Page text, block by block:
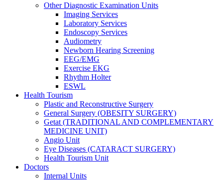
Other Diagnostic Examination Units
Imaging Services
Laboratory Services
Endoscopy Services
Audiometry
Newborn Hearing Screening
EEG/EMG
Exercise EKG
Rhythm Holter
ESWL
Health Tourism
Plastic and Reconstructive Surgery
General Surgery (OBESITY SURGERY)
Getat (TRADITIONAL AND COMPLEMENTARY
MEDICINE UNIT)
Angio Unit
Eye Diseases (CATARACT SURGERY)
Health Tourism Unit
Doctors
Internal Units